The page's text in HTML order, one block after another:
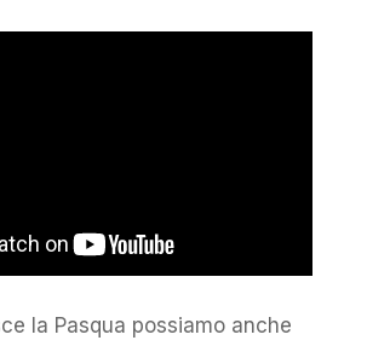
la Pasqua possiamo anche